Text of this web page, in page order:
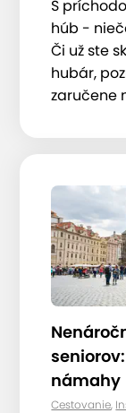
S
húb -
Či už ste
hubár,
zaručene
námahy
Cestovanie,